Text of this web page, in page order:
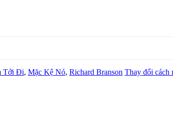
Tới Đi, Mặc Kệ Nó, Richard Branson Thay đổi cách